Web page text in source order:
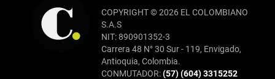
COPYRIGHT © 2026 EL COLOMBIANO
S.A.S
NIT: 890901352-3
Carrera 48 N° 30 Sur - 119, Envigado,
Antioquia, Colombia.
CONMUTADOR:(57) (604) 3315252